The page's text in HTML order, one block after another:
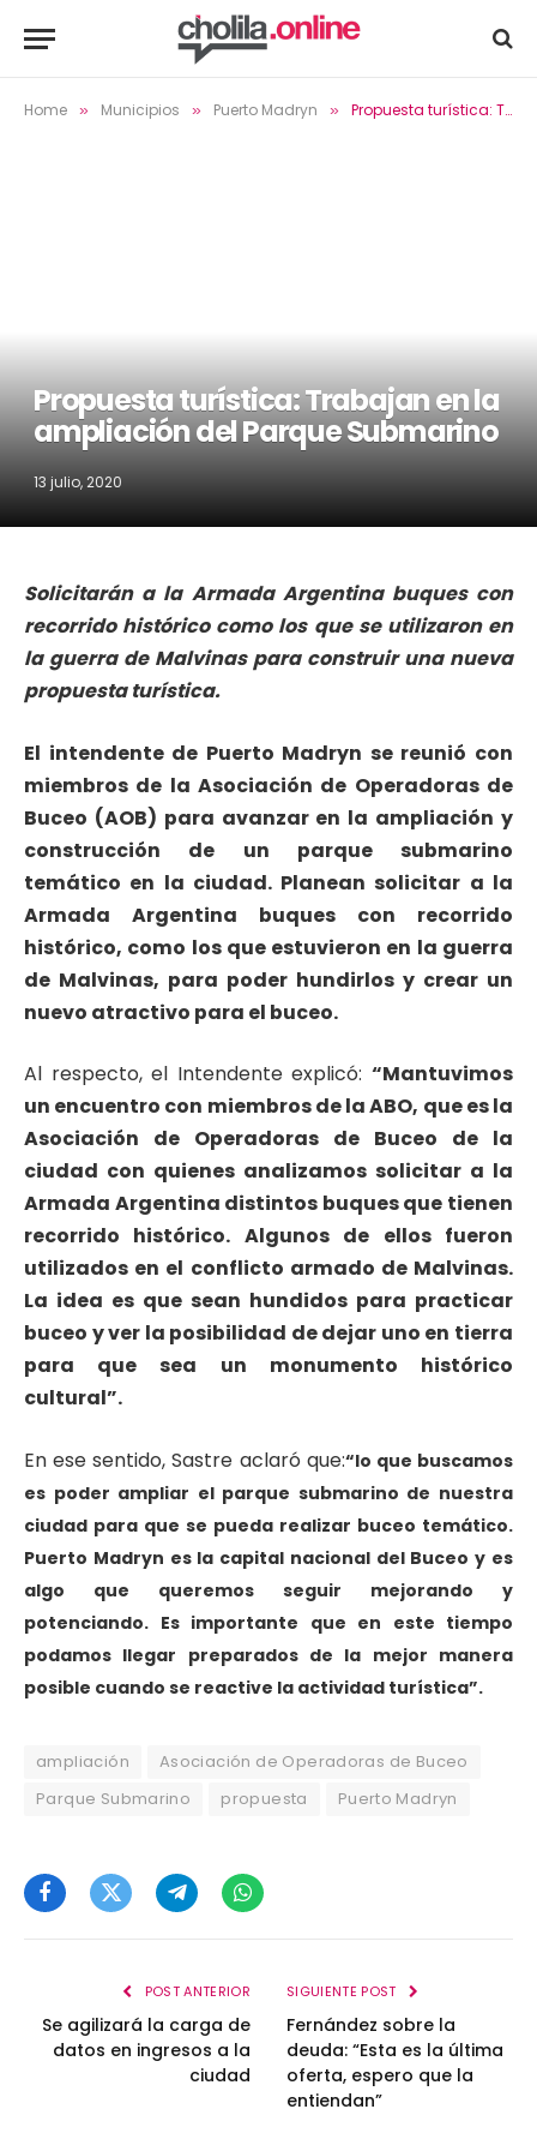
Home » Municipios » Puerto Madryn » Propuesta turística: Trabajan en la ampliación del Parque Submarino
Propuesta turística: Trabajan en la
ampliación del Parque Submarino
13 julio, 2020
Solicitarán a la Armada Argentina buques con
recorrido histórico como los que se utilizaron en
la guerra de Malvinas para construir una nueva
propuesta turística.
El intendente de Puerto Madryn se reunió con
miembros de la Asociación de Operadoras de
Buceo (AOB) para avanzar en la ampliación y
construcción de un parque submarino
temático en la ciudad. Planean solicitar a la
Armada Argentina buques con recorrido
histórico, como los que estuvieron en la guerra
de Malvinas, para poder hundirlos y crear un
nuevo atractivo para el buceo.
Al respecto, el Intendente explicó: “Mantuvimos
un encuentro con miembros de la ABO, que es la
Asociación de Operadoras de Buceo de la
ciudad con quienes analizamos solicitar a la
Armada Argentina distintos buques que tienen
recorrido histórico. Algunos de ellos fueron
utilizados en el conflicto armado de Malvinas.
La idea es que sean hundidos para practicar
buceo y ver la posibilidad de dejar uno en tierra
para que sea un monumento histórico
cultural”.
En ese sentido, Sastre aclaró que:“lo que buscamos
es poder ampliar el parque submarino de nuestra
ciudad para que se pueda realizar buceo temático.
Puerto Madryn es la capital nacional del Buceo y es
algo que queremos seguir mejorando y
potenciando. Es importante que en este tiempo
podamos llegar preparados de la mejor manera
posible cuando se reactive la actividad turística”.
ampliación
Asociación de Operadoras de Buceo
Parque Submarino
propuesta Puerto Madryn
FacebookTwitterTelegramWhatsApp
POST ANTERIOR
Se agilizará la carga de
datos en ingresos a la
ciudad
SIGUIENTE POST
Fernández sobre la
deuda: “Esta es la última
oferta, espero que la
entiendan”